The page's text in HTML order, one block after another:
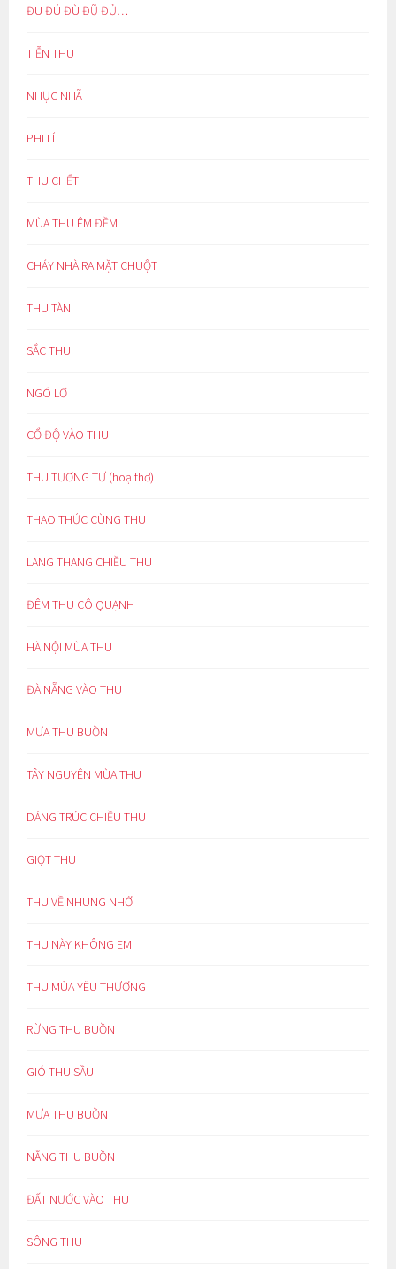
ĐU ĐÚ ĐÙ ĐŨ ĐỦ…
TIỄN THU
NHỤC NHÃ
PHI LÍ
THU CHẾT
MÙA THU ÊM ĐỀM
CHÁY NHÀ RA MẶT CHUỘT
THU TÀN
SẮC THU
NGÓ LƠ
CỔ ĐỘ VÀO THU
THU TƯƠNG TƯ (hoạ thơ)
THAO THỨC CÙNG THU
LANG THANG CHIỀU THU
ĐÊM THU CÔ QUẠNH
HÀ NỘI MÙA THU
ĐÀ NẴNG VÀO THU
MƯA THU BUỒN
TÂY NGUYÊN MÙA THU
DÁNG TRÚC CHIỀU THU
GIỌT THU
THU VỀ NHUNG NHỚ
THU NÀY KHÔNG EM
THU MÙA YÊU THƯƠNG
RỪNG THU BUỒN
GIÓ THU SẦU
MƯA THU BUỒN
NẮNG THU BUỒN
ĐẤT NƯỚC VÀO THU
SÔNG THU